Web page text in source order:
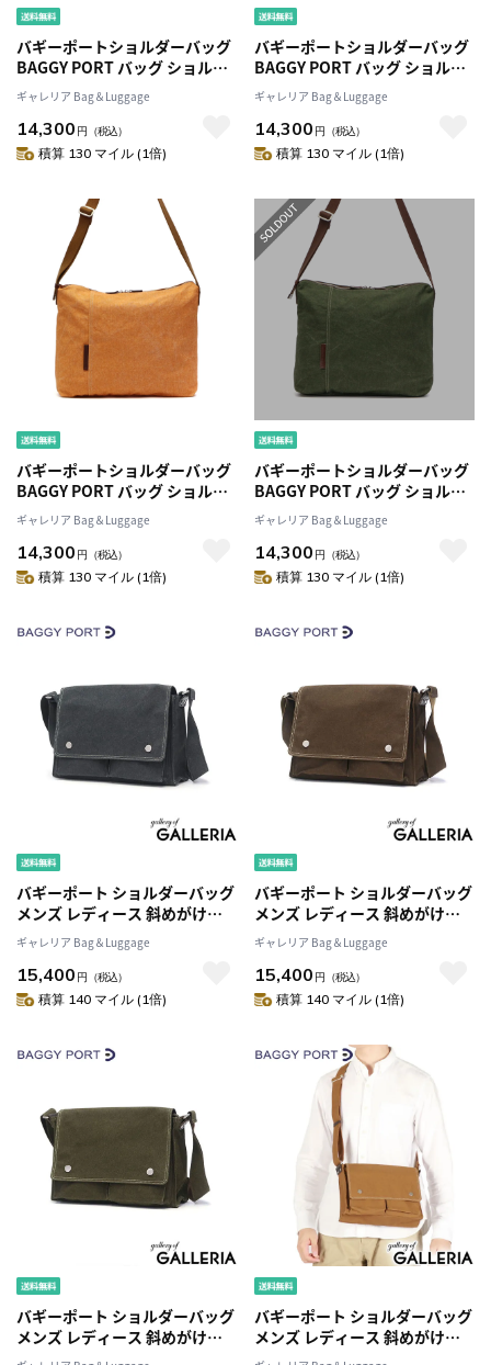
バギーポートショルダーバッグ
BAGGY PORT バッグ ショルダ
ー FACE フェイス 斜めがけ A4
キャンバスメンズレディース 帆
布 YNM-1304
ギャレリア Bag＆Luggage
14,300 円 （税込）
積算 130 マイル (1倍)
バギーポートショルダーバッグ
BAGGY PORT バッグ ショルダ
ー FACE フェイス 斜めがけ A4
キャンバスメンズレディース 帆
布 YNM-1304
ギャレリア Bag＆Luggage
14,300 円 （税込）
積算 130 マイル (1倍)
バギーポートショルダーバッグ
BAGGY PORT バッグ ショルダ
ー FACE フェイス 斜めがけ A4
キャンバスメンズレディース 帆
布 YNM-1304
ギャレリア Bag＆Luggage
14,300 円 （税込）
積算 130 マイル (1倍)
バギーポートショルダーバッグ
BAGGY PORT バッグ ショルダ
ー FACE フェイス 斜めがけ A4
キャンバスメンズレディース 帆
布 YNM-1304
ギャレリア Bag＆Luggage
14,300 円 （税込）
積算 130 マイル (1倍)
バギーポート ショルダーバッグ
メンズ レディース 斜めがけバ
ッグ ブランド BAGGY PORT 斜
め掛け 大人 軽量 小さめ 斜めが
け 防水 耐水 B5 帆布 ファスナー
付き かぶせ SHELTER DUCK シ
ギャレリア Bag＆Luggage
15,400 円 （税込）
積算 140 マイル (1倍)
バギーポート ショルダーバッグ
メンズ レディース 斜めがけバ
ッグ ブランド BAGGY PORT 斜
め掛け 大人 軽量 小さめ 斜めが
け 防水 耐水 B5 帆布 ファスナー
付き かぶせ SHELTER DUCK シ
ギャレリア Bag＆Luggage
15,400 円 （税込）
積算 140 マイル (1倍)
バギーポート ショルダーバッグ
メンズ レディース 斜めがけバ
ッグ ブランド BAGGY PORT 斜
バギーポート ショルダーバッグ
メンズ レディース 斜めがけバ
ッグ ブランド BAGGY PORT 斜